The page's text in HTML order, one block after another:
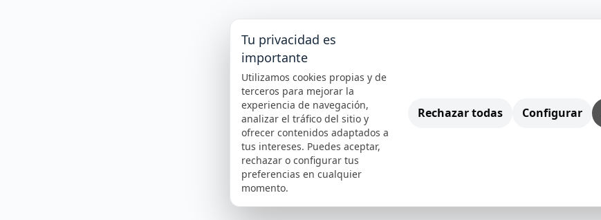
Tu privacidad es
importante
Utilizamos cookies propias y de
terceros para mejorar la
experiencia de navegación,
analizar el tráfico del sitio y
ofrecer contenidos adaptados a
tus intereses. Puedes aceptar,
rechazar o configurar tus
preferencias en cualquier
momento.
Rechazar todas Configurar